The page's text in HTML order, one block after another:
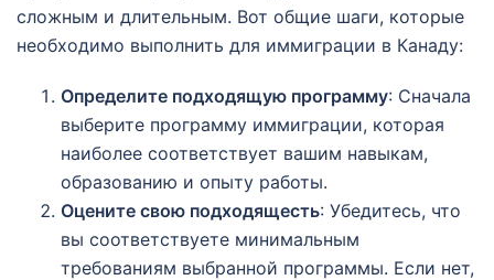
сложным и длительным. Вот общие шаги, которые
необходимо выполнить для иммиграции в Канаду:
Определите подходящую программу: Сначала
выберите программу иммиграции, которая
наиболее соответствует вашим навыкам,
образованию и опыту работы.
Оцените свою подходящесть: Убедитесь, что
вы соответствуете минимальным
требованиям выбранной программы. Если нет,